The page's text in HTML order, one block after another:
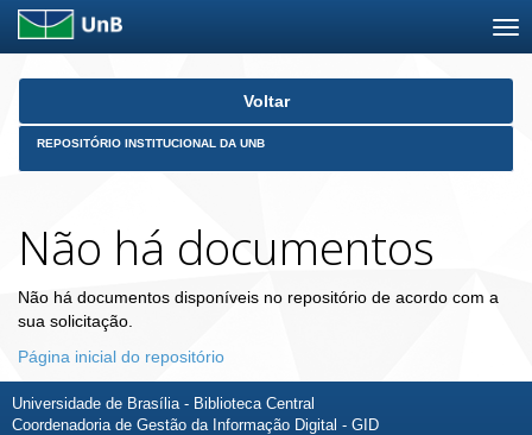
Skip
Voltar
REPOSITÓRIO INSTITUCIONAL DA UNB
Não há documentos
Não há documentos disponíveis no repositório de acordo com a
sua solicitação.
Página inicial do repositório
Universidade de Brasília - Biblioteca Central
Coordenadoria de Gestão da Informação Digital - GID